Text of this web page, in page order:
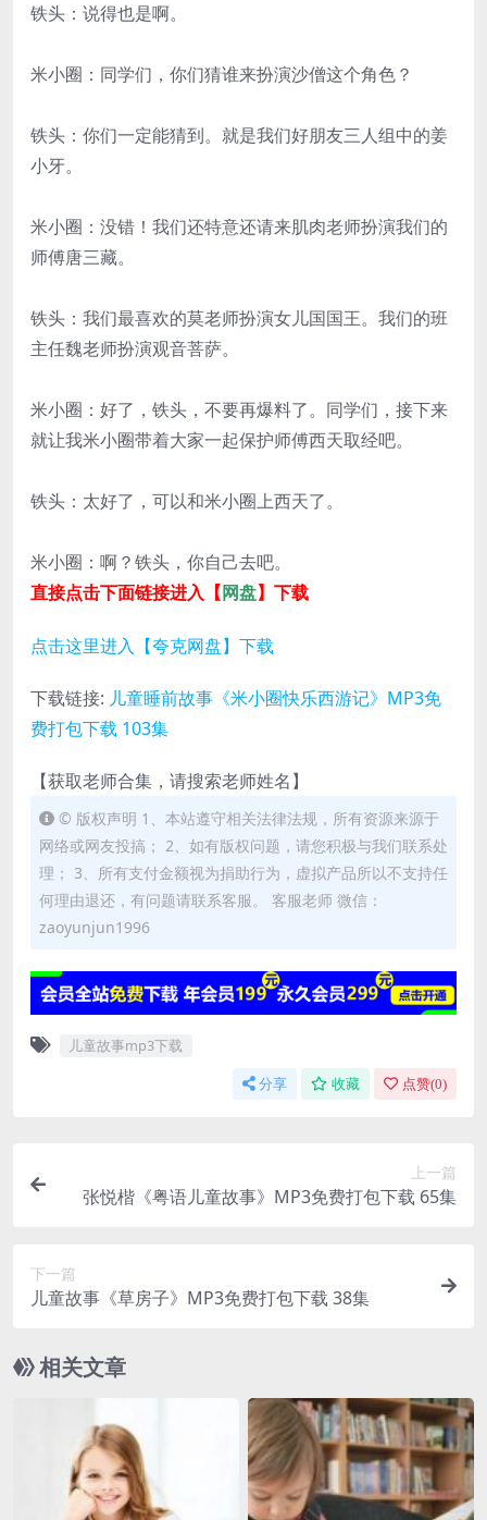
铁头：说得也是啊。
米小圈：同学们，你们猜谁来扮演沙僧这个角色？
铁头：你们一定能猜到。就是我们好朋友三人组中的姜
小牙。
米小圈：没错！我们还特意还请来肌肉老师扮演我们的
师傅唐三藏。
铁头：我们最喜欢的莫老师扮演女儿国国王。我们的班
主任魏老师扮演观音菩萨。
米小圈：好了，铁头，不要再爆料了。同学们，接下来
就让我米小圈带着大家一起保护师傅西天取经吧。
铁头：太好了，可以和米小圈上西天了。
米小圈：啊？铁头，你自己去吧。
直接点击下面链接进入【 网盘】下载
点击这里进入【夸克网盘】下载
下载链接: 儿童睡前故事《米小圈快乐西游记》MP3免
费打包下载 103集
【获取老师合集，请搜索老师姓名】
© 版权声明 1、本站遵守相关法律法规，所有资源来源于
网络或网友投搞； 2、如有版权问题，请您积极与我们联系处
理； 3、所有支付金额视为捐助行为，虚拟产品所以不支持任
何理由退还，有问题请联系客服。 客服老师 微信：
zaoyunjun1996
儿童故事mp3下载
分享 收藏 点赞(0)
上一篇
张悦楷《粤语儿童故事》MP3免费打包下载 65集
下一篇
儿童故事《草房子》MP3免费打包下载 38集
相关文章